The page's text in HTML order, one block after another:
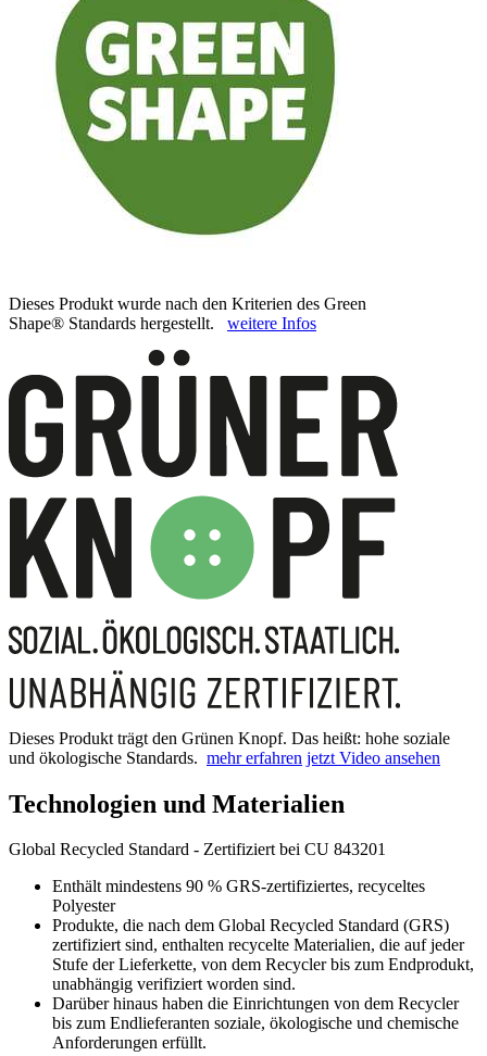
Dieses Produkt wurde nach den Kriterien des Green
Shape® Standards hergestellt. weitere Infos
Dieses Produkt trägt den Grünen Knopf. Das heißt: hohe soziale
und ökologische Standards. mehr erfahren jetzt Video ansehen
Technologien und Materialien
Global Recycled Standard - Zertifiziert bei CU 843201
Enthält mindestens 90 % GRS-zertifiziertes, recyceltes
Polyester
Produkte, die nach dem Global Recycled Standard (GRS)
zertifiziert sind, enthalten recycelte Materialien, die auf jeder
Stufe der Lieferkette, von dem Recycler bis zum Endprodukt,
unabhängig verifiziert worden sind.
Darüber hinaus haben die Einrichtungen von dem Recycler
bis zum Endlieferanten soziale, ökologische und chemische
Anforderungen erfüllt.